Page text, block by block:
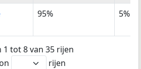
95% 5%
1 tot 8 van 35 rijen
rijen